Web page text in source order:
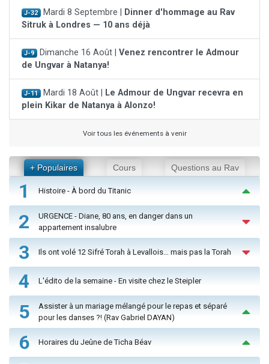
J-32 Mardi 8 Septembre |
Dinner d'hommage au Rav
Sitruk à Londres — 10 ans déjà
J-9 Dimanche 16 Août | Venez rencontrer le Admour
de Ungvar à Natanya!
J-11 Mardi 18 Août |
Le Admour de Ungvar recevra en
plein Kikar de Natanya à Alonzo!
Voir tous les événements à venir
+ Populaires Cours Questions au Rav
1 Histoire - À bord du Titanic
2
URGENCE - Diane, 80 ans, en danger dans un
appartement insalubre
3 Ils ont volé 12 Sifré Torah à Levallois… mais pas la Torah
4 L'édito de la semaine - En visite chez le Steipler
5
Assister à un mariage mélangé pour le repas et séparé
pour les danses ?! (Rav Gabriel DAYAN)
6 Horaires du Jeûne de Ticha Béav